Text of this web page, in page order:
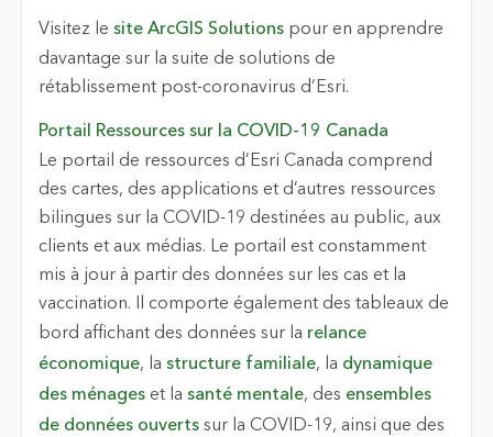
Visitez le site ArcGIS Solutionspour en apprendre
davantage sur la suite de solutions de
rétablissement post-coronavirus d’Esri.
Portail Ressources sur la COVID-19 Canada
Le portail de ressources d’Esri Canada comprend
des cartes, des applications et d’autres ressources
bilingues sur la COVID-19 destinées au public, aux
clients et aux médias. Le portail est constamment
mis à jour à partir des données sur les cas et la
vaccination. Il comporte également des tableaux de
bord affichant des données sur la relance
économique, la structure familiale, la dynamique
des ménageset la santé mentale, des ensembles
de données ouvertssur la COVID-19, ainsi que des